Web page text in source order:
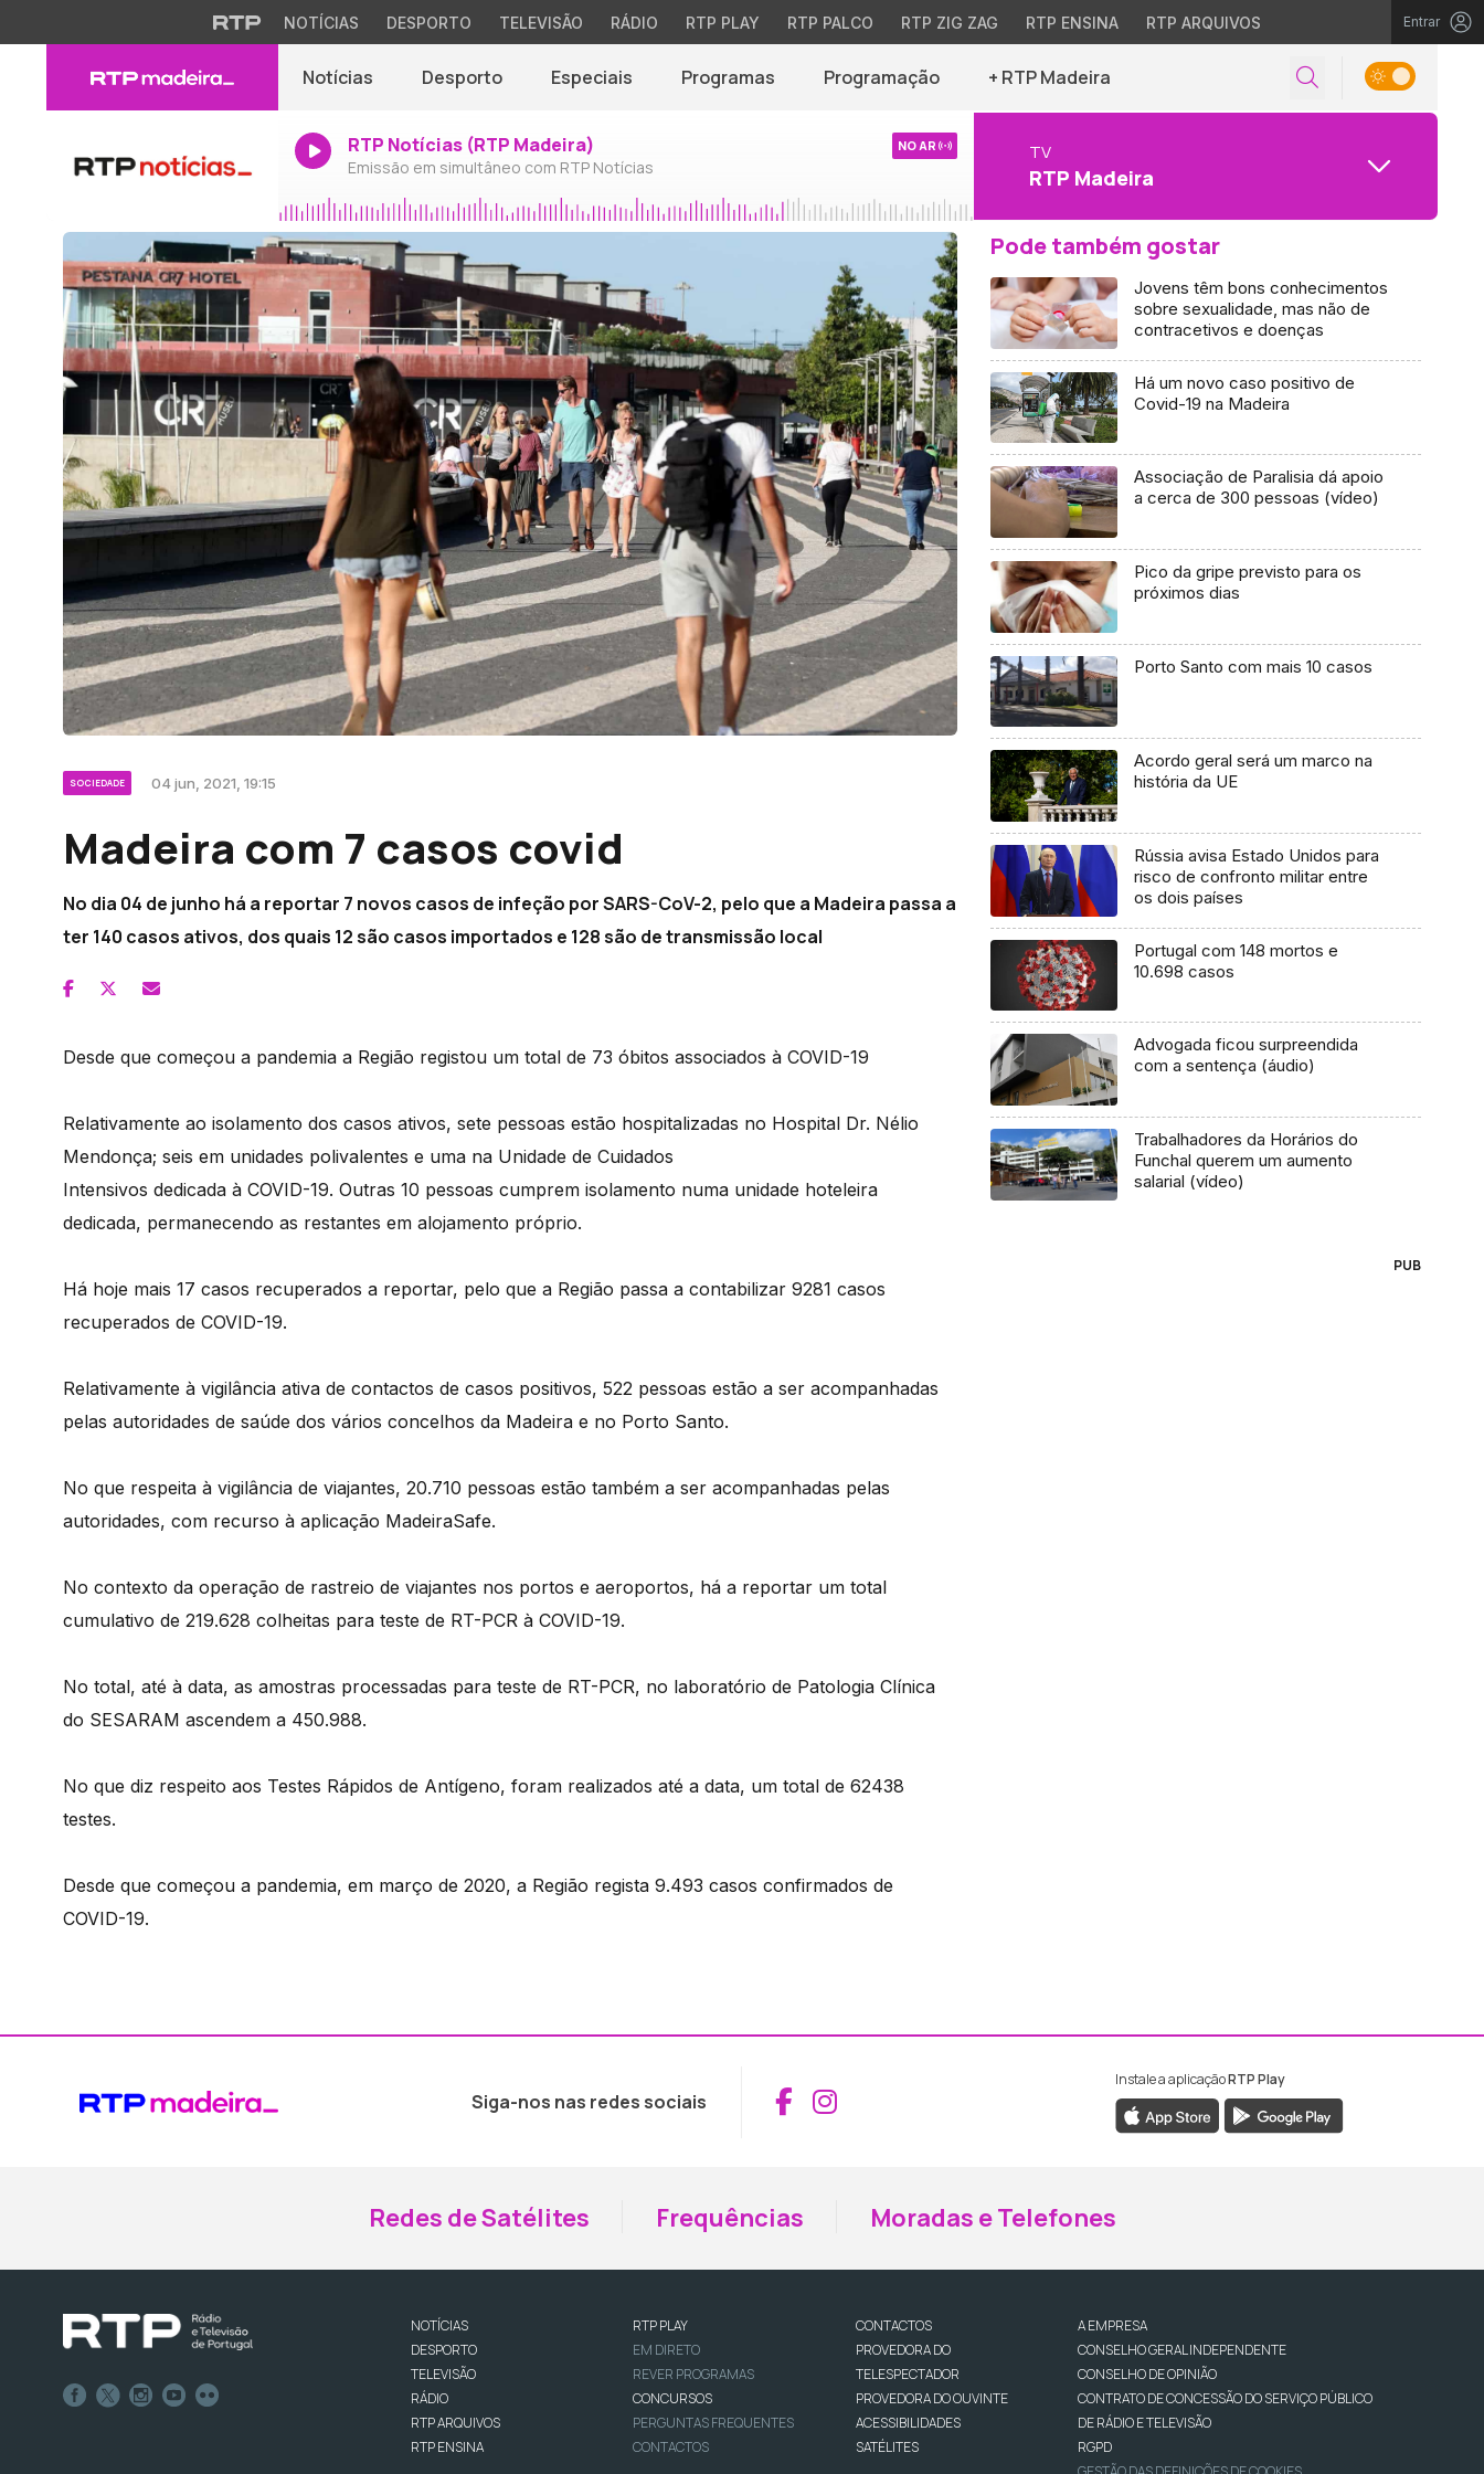
NOTÍCIAS DESPORTO TELEVISÃO RÁDIO RTP PLAY RTP PALCO RTP ZIG ZAG RTP ENSINA RTP ARQUIVOS Entrar
Notícias Desporto Especiais Programas Programação + RTP Madeira
RTP Notícias (RTP Madeira)
Emissão em simultâneo com RTP Notícias
NO AR TV
RTP Madeira
SOCIEDADE 04 jun, 2021, 19:15
Madeira com 7 casos covid
No dia 04 de junho há a reportar 7 novos casos de infeção por SARS-CoV-2, pelo que a Madeira passa a
ter 140 casos ativos, dos quais 12 são casos importados e 128 são de transmissão local
Desde que começou a pandemia a Região registou um total de 73 óbitos associados à COVID-19
Relativamente ao isolamento dos casos ativos, sete pessoas estão hospitalizadas no Hospital Dr. Nélio
Mendonça; seis em unidades polivalentes e uma na Unidade de Cuidados
Intensivos dedicada à COVID-19. Outras 10 pessoas cumprem isolamento numa unidade hoteleira
dedicada, permanecendo as restantes em alojamento próprio.
Há hoje mais 17 casos recuperados a reportar, pelo que a Região passa a contabilizar 9281 casos
recuperados de COVID-19.
Relativamente à vigilância ativa de contactos de casos positivos, 522 pessoas estão a ser acompanhadas
pelas autoridades de saúde dos vários concelhos da Madeira e no Porto Santo.
No que respeita à vigilância de viajantes, 20.710 pessoas estão também a ser acompanhadas pelas
autoridades, com recurso à aplicação MadeiraSafe.
No contexto da operação de rastreio de viajantes nos portos e aeroportos, há a reportar um total
cumulativo de 219.628 colheitas para teste de RT-PCR à COVID-19.
No total, até à data, as amostras processadas para teste de RT-PCR, no laboratório de Patologia Clínica
do SESARAM ascendem a 450.988.
No que diz respeito aos Testes Rápidos de Antígeno, foram realizados até a data, um total de 62438
testes.
Desde que começou a pandemia, em março de 2020, a Região regista 9.493 casos confirmados de
COVID-19.
Pode também gostar
Jovens têm bons conhecimentos
sobre sexualidade, mas não de
contracetivos e doenças
Há um novo caso positivo de
Covid-19 na Madeira
Associação de Paralisia dá apoio
a cerca de 300 pessoas (vídeo)
Pico da gripe previsto para os
próximos dias
Porto Santo com mais 10 casos
Acordo geral será um marco na
história da UE
Rússia avisa Estado Unidos para
risco de confronto militar entre
os dois países
Portugal com 148 mortos e
10.698 casos
Advogada ficou surpreendida
com a sentença (áudio)
Trabalhadores da Horários do
Funchal querem um aumento
salarial (vídeo)
PUB
Siga-nos nas redes sociais Aceder ao Facebook da RTP Madeira
Aceder ao Instagram da RTP Madeira
Instale a aplicaçãoRTP Play
Redes de Satélites Frequências Moradas e Telefones
NOTÍCIAS
DESPORTO
TELEVISÃO
RÁDIO
RTP ARQUIVOS
RTP ENSINA
RTP PLAY
EM DIRETO
REVER PROGRAMAS
CONCURSOS
PERGUNTAS FREQUENTES
CONTACTOS
CONTACTOS
PROVEDORA DO
TELESPECTADOR
PROVEDORA DO OUVINTE
ACESSIBILIDADES
SATÉLITES
A EMPRESA
CONSELHO GERAL INDEPENDENTE
CONSELHO DE OPINIÃO
CONTRATO DE CONCESSÃO DO SERVIÇO PÚBLICO
DE RÁDIO E TELEVISÃO
RGPD